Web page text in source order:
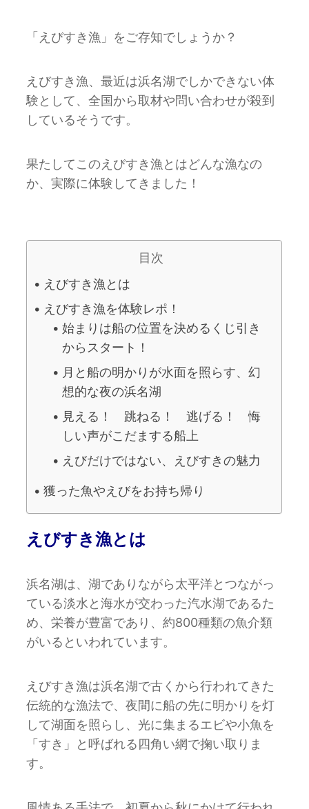
「えびすき漁」をご存知でしょうか？
えびすき漁、最近は浜名湖でしかできない体
験として、全国から取材や問い合わせが殺到
しているそうです。
果たしてこのえびすき漁とはどんな漁なの
か、実際に体験してきました！
目次
えびすき漁とは
えびすき漁を体験レポ！
始まりは船の位置を決めるくじ引き
からスタート！
月と船の明かりが水面を照らす、幻
想的な夜の浜名湖
見える！ 跳ねる！ 逃げる！ 悔
しい声がこだまする船上
えびだけではない、えびすきの魅力
獲った魚やえびをお持ち帰り
えびすき漁とは
浜名湖は、湖でありながら太平洋とつながっ
ている淡水と海水が交わった汽水湖であるた
め、栄養が豊富であり、約800種類の魚介類
がいるといわれています。
えびすき漁は浜名湖で古くから行われてきた
伝統的な漁法で、夜間に船の先に明かりを灯
して湖面を照らし、光に集まるエビや小魚を
「すき」と呼ばれる四角い網で掬い取りま
す。